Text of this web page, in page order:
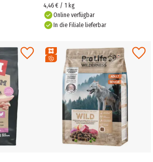
4,46 € / 1 kg
Online verfügbar
In die Filiale lieferbar